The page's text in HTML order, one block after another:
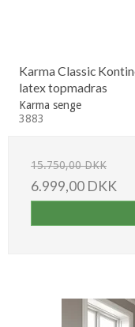
Karma Classic
latex topmadras
Karma senge
3883
15.750,00 DKK
6.999,00 DKK